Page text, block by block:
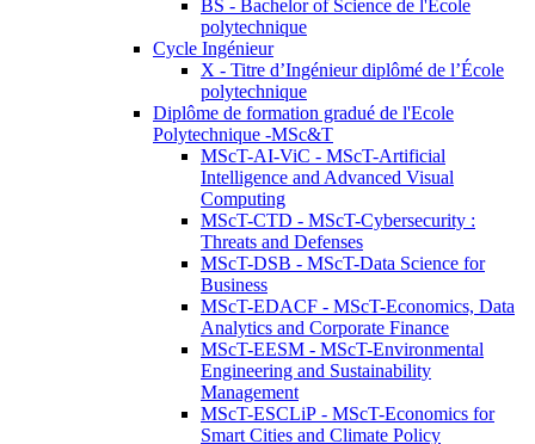
BS - Bachelor of Science de l'Ecole
polytechnique
Cycle Ingénieur
X - Titre d’Ingénieur diplômé de l’École
polytechnique
Diplôme de formation gradué de l'Ecole
Polytechnique -MSc&T
MScT-AI-ViC - MScT-Artificial
Intelligence and Advanced Visual
Computing
MScT-CTD - MScT-Cybersecurity :
Threats and Defenses
MScT-DSB - MScT-Data Science for
Business
MScT-EDACF - MScT-Economics, Data
Analytics and Corporate Finance
MScT-EESM - MScT-Environmental
Engineering and Sustainability
Management
MScT-ESCLiP - MScT-Economics for
Smart Cities and Climate Policy